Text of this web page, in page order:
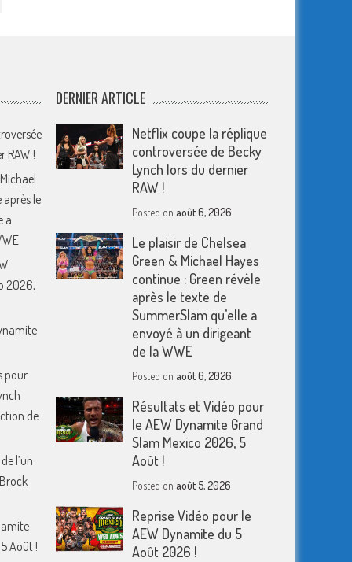
RAW !
après le
a
2026,
pour
de
l’un
Août !
DERNIER ARTICLE
Netflix coupe la réplique
controversée de Becky
Lynch lors du dernier
RAW !
Posted on août 6, 2026
Le plaisir de Chelsea
Green & Michael Hayes
continue : Green révèle
après le texte de
SummerSlam qu’elle a
envoyé à un dirigeant
de la WWE
Posted on août 6, 2026
Résultats et Vidéo pour
le AEW Dynamite Grand
Slam Mexico 2026, 5
Août !
Posted on août 5, 2026
Reprise Vidéo pour le
AEW Dynamite du 5
Août 2026 !